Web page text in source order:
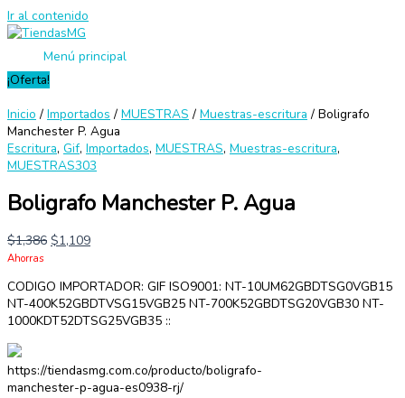
Ir al contenido
Menú principal
¡Oferta!
Inicio / Importados / MUESTRAS / Muestras-escritura / Boligrafo
Manchester P. Agua
Escritura, Gif, Importados, MUESTRAS, Muestras-escritura,
MUESTRAS303
Boligrafo Manchester P. Agua
$1,386 $1,109
Ahorras
CODIGO IMPORTADOR: GIF ISO9001: NT-10UM62GBDTSG0VGB15
NT-400K52GBDTVSG15VGB25 NT-700K52GBDTSG20VGB30 NT-
1000KDT52DTSG25VGB35 ::
https://tiendasmg.com.co/producto/boligrafo-
manchester-p-agua-es0938-rj/